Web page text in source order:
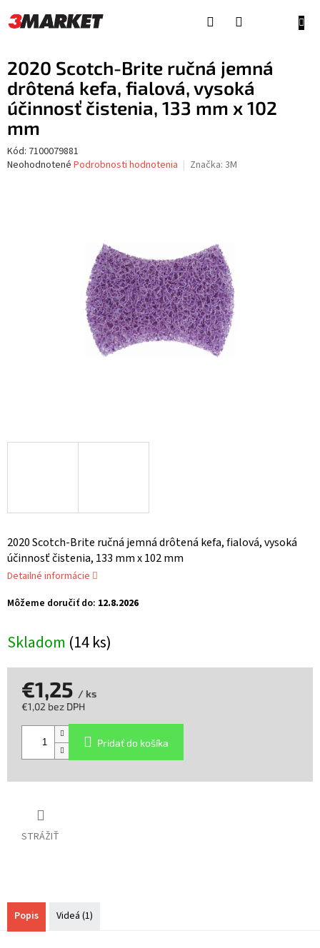
na
obsah
2020 Scotch-Brite ručná jemná
drôtená kefa, fialová, vysoká
účinnosť čistenia, 133 mm x 102
mm
Kód: 7100079881
Priemerné
Neohodnotené Podrobnosti hodnotenia Značka: 3M
Skladom (14 ks)
Môžeme doručiť do: 12.8.2026
2020 Scotch-Brite ručná jemná drôtená kefa, fialová, vysoká
účinnosť čistenia, 133 mm x 102 mm
Detailné informácie
STRÁŽIŤ
€1,25 / ks
€1,02 bez DPH
Pridať do košíka
Popis Videá (1)